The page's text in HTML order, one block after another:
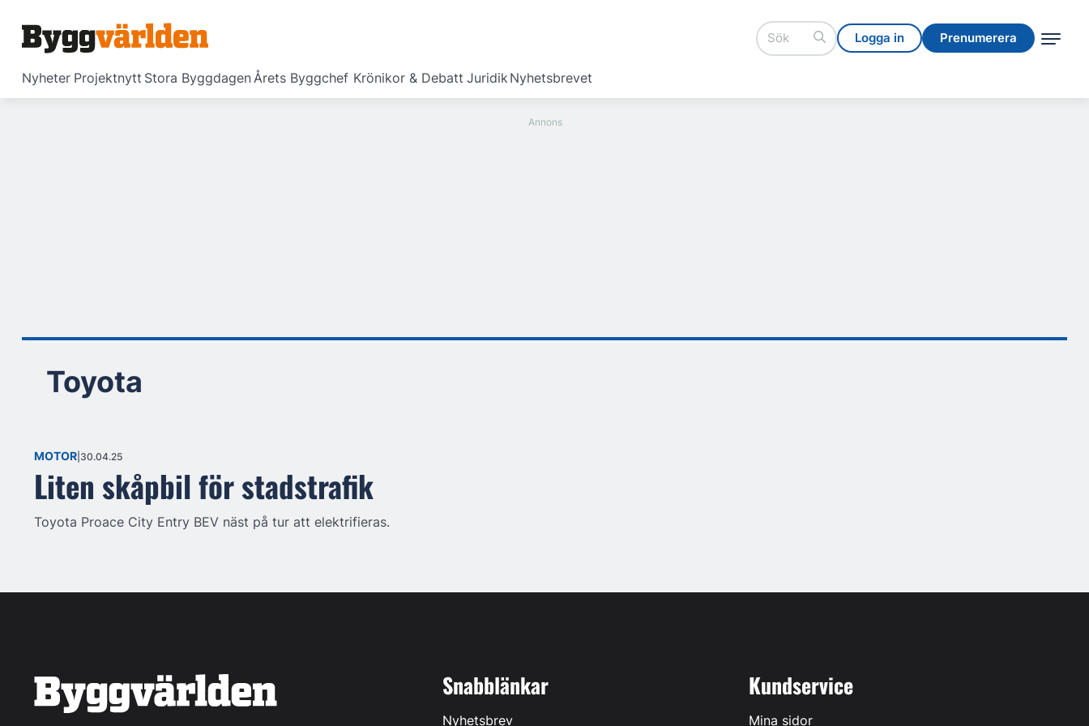
Logga in Prenumerera
Nyheter Projektnytt Stora ByggdagenÅrets Byggchef Krönikor & Debatt JuridikNyhetsbrevet
Logga in Prenumerera
Toyota
MOTOR 30.04.25
Liten skåpbil för stadstrafik
Toyota Proace City Entry BEV näst på tur att elektrifieras.
Snabblänkar
Nyhetsbrev
Kundservice
Mina sidor